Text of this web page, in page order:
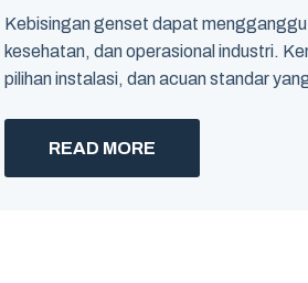
Kebisingan genset dapat mengganggu
kesehatan, dan operasional industri.
pilihan instalasi, dan acuan standar
READ MORE